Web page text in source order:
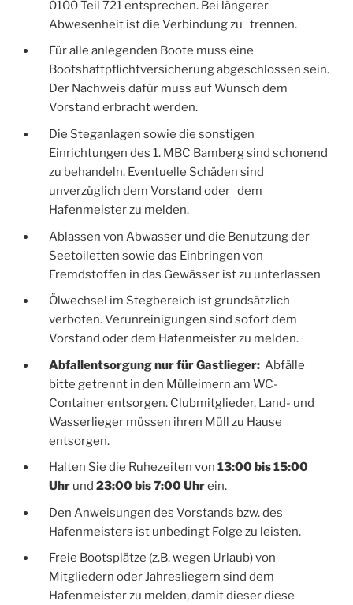
0100 Teil 721 entsprechen. Bei längerer
Abwesenheit ist die Verbindung zu trennen.
Für alle anlegenden Boote muss eine
Bootshaftpflichtversicherung abgeschlossen sein.
Der Nachweis dafür muss auf Wunsch dem
Vorstand erbracht werden.
Die Steganlagen sowie die sonstigen
Einrichtungen des 1. MBC Bamberg sind schonend
zu behandeln. Eventuelle Schäden sind
unverzüglich dem Vorstand oder dem
Hafenmeister zu melden.
Ablassen von Abwasser und die Benutzung der
Seetoiletten sowie das Einbringen von
Fremdstoffen in das Gewässer ist zu unterlassen
Ölwechsel im Stegbereich ist grundsätzlich
verboten. Verunreinigungen sind sofort dem
Vorstand oder dem Hafenmeister zu melden.
Abfallentsorgung nur für Gastlieger: Abfälle
bitte getrennt in den Mülleimern am WC-
Container entsorgen. Clubmitglieder, Land- und
Wasserlieger müssen ihren Müll zu Hause
entsorgen.
Halten Sie die Ruhezeiten von 13:00 bis 15:00
Uhr und 23:00 bis 7:00 Uhrein.
Den Anweisungen des Vorstands bzw. des
Hafenmeisters ist unbedingt Folge zu leisten.
Freie Bootsplätze (z.B. wegen Urlaub) von
Mitgliedern oder Jahresliegern sind dem
Hafenmeister zu melden, damit dieser diese